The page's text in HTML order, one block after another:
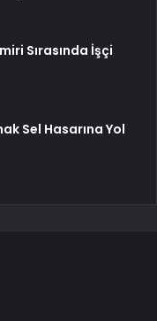
Sırasında İşçi
Sel Hasarına Yol